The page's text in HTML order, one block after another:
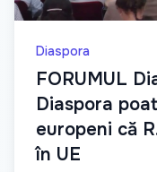
Diaspora
FORUMUL
Diaspora
europeni că
în UE